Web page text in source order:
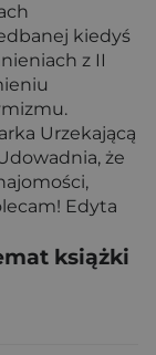
kiedyś
z II
Urzekającą
że
Edyta
książki